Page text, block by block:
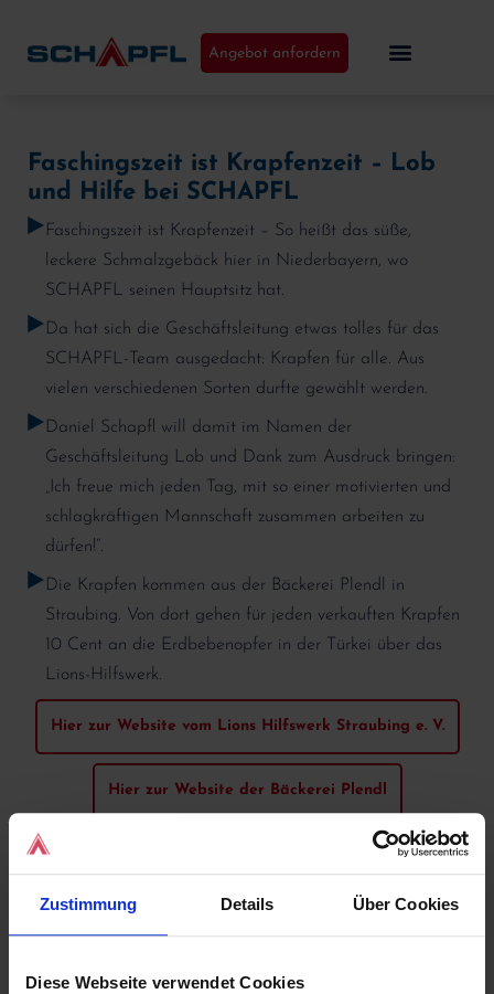
Zustimmung Details Über Cookies
Diese Webseite verwendet Cookies
Angebot anfordern
Faschingszeit ist Krapfenzeit – Lob
und Hilfe bei SCHAPFL
Faschingszeit ist Krapfenzeit – So heißt das süße,
leckere Schmalzgebäck hier in Niederbayern, wo
SCHAPFL seinen Hauptsitz hat.
Da hat sich die Geschäftsleitung etwas tolles für das
SCHAPFL-Team ausgedacht: Krapfen für alle. Aus
vielen verschiedenen Sorten durfte gewählt werden.
Daniel Schapfl will damit im Namen der
Geschäftsleitung Lob und Dank zum Ausdruck bringen:
„Ich freue mich jeden Tag, mit so einer motivierten und
schlagkräftigen Mannschaft zusammen arbeiten zu
dürfen!“.
Die Krapfen kommen aus der Bäckerei Plendl in
Straubing. Von dort gehen für jeden verkauften Krapfen
10 Cent an die Erdbebenopfer in der Türkei über das
Lions-Hilfswerk.
Hier zur Website vom Lions Hilfswerk Straubing e. V.
Hier zur Website der Bäckerei Plendl